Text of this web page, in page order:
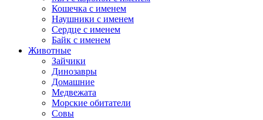
Кошечка с именем
Наушники с именем
Сердце с именем
Байк с именем
Животные
Зайчики
Динозавры
Домашние
Медвежата
Морские обитатели
Совы